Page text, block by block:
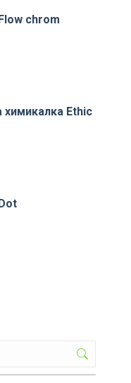
chrom
химикалка Ethic